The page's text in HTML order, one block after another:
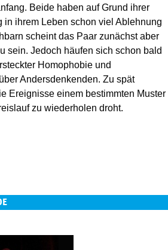
Beide haben auf Grund ihrer
in ihrem Leben schon viel Ablehnung
scheint das Paar zunächst aber
sein. Jedoch häufen sich schon bald
Homophobie und
Andersdenkenden. Zu spät
Ereignisse einem bestimmten Muster
zu wiederholen droht.